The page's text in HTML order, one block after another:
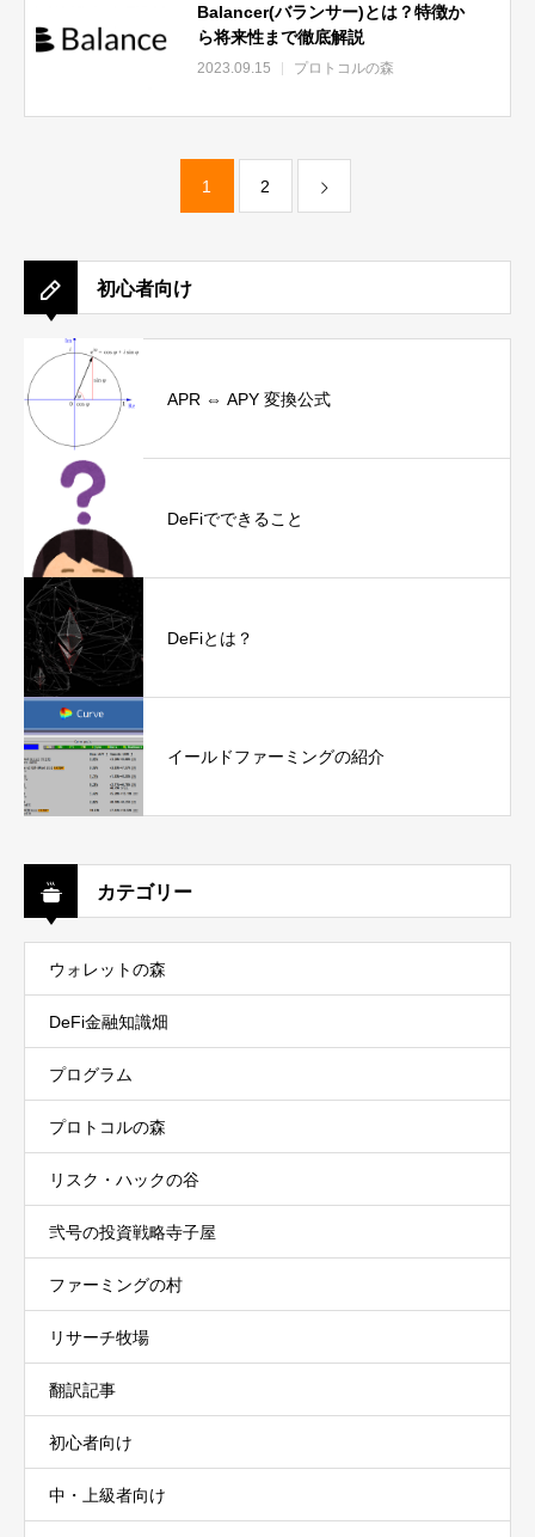
Balancer(バランサー)とは？特徴か
ら将来性まで徹底解説
2023.09.15 プロトコルの森
1 2
初心者向け
APR ⇔ APY 変換公式
DeFiでできること
DeFiとは？
イールドファーミングの紹介
カテゴリー
ウォレットの森
DeFi金融知識畑
プログラム
プロトコルの森
リスク・ハックの谷
弐号の投資戦略寺子屋
ファーミングの村
リサーチ牧場
翻訳記事
初心者向け
中・上級者向け